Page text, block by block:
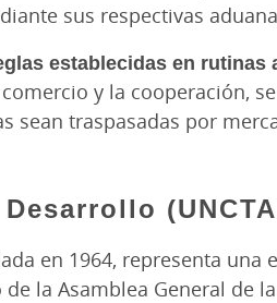
sus respectivas
establecidas en rutinas
y la cooperación,
sean traspasadas por
en 1964, representa una
la Asamblea General de